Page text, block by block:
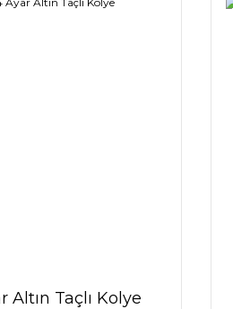
Altın Taçlı Kolye